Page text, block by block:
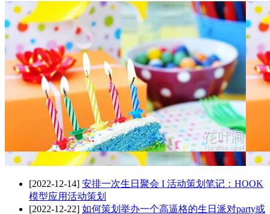
[2022-12-14] 安排一次生日聚会 I 活动策划笔记：HOOK
模型应用活动策划
[2022-12-22] 如何策划举办一个高逼格的生日派对party或